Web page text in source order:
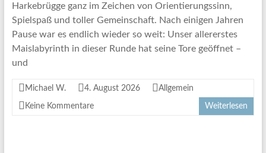
Harkebrügge ganz im Zeichen von Orientierungssinn,
Spielspaß und toller Gemeinschaft. Nach einigen Jahren
Pause war es endlich wieder so weit: Unser allererstes
Maislabyrinth in dieser Runde hat seine Tore geöffnet –
und
Michael W. 4. August 2026 Allgemein
Keine Kommentare Weiterlesen